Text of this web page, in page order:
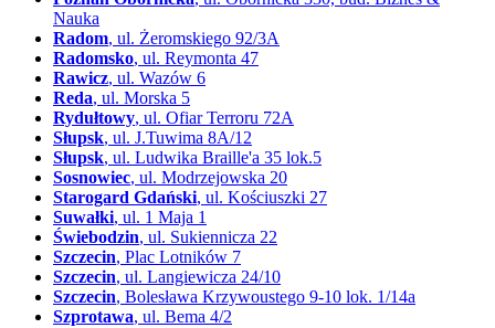
Nauka
Radom, ul. Żeromskiego 92/3A
Radomsko, ul. Reymonta 47
Rawicz, ul. Wazów 6
Reda, ul. Morska 5
Rydułtowy, ul. Ofiar Terroru 72A
Słupsk, ul. J.Tuwima 8A/12
Słupsk, ul. Ludwika Braille'a 35 lok.5
Sosnowiec, ul. Modrzejowska 20
Starogard Gdański, ul. Kościuszki 27
Suwałki, ul. 1 Maja 1
Świebodzin, ul. Sukiennicza 22
Szczecin, Plac Lotników 7
Szczecin, ul. Langiewicza 24/10
Szczecin, Bolesława Krzywoustego 9-10 lok. 1/14a
Szprotawa, ul. Bema 4/2